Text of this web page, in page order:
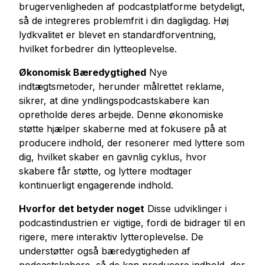
brugervenligheden af podcastplatforme betydeligt,
så de integreres problemfrit i din dagligdag. Høj
lydkvalitet er blevet en standardforventning,
hvilket forbedrer din lytteoplevelse.
Økonomisk Bæredygtighed Nye
indtægtsmetoder, herunder målrettet reklame,
sikrer, at dine yndlingspodcastskabere kan
opretholde deres arbejde. Denne økonomiske
støtte hjælper skaberne med at fokusere på at
producere indhold, der resonerer med lyttere som
dig, hvilket skaber en gavnlig cyklus, hvor
skabere får støtte, og lyttere modtager
kontinuerligt engagerende indhold.
Hvorfor det betyder noget Disse udviklinger i
podcastindustrien er vigtige, fordi de bidrager til en
rigere, mere interaktiv lytteroplevelse. De
understøtter også bæredygtigheden af